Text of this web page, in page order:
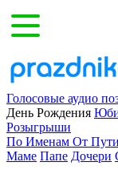
Голосовые аудио
День Рождения
Розыгрыши
По Именам От
Маме Папе Дочери